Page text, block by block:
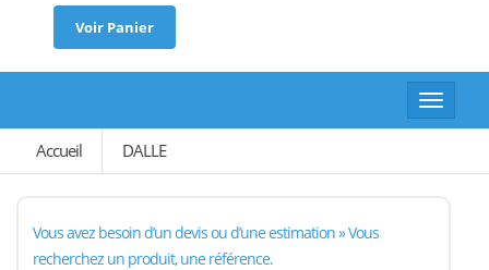
Voir Panier
Toggle
Accueil
DALLE
Vous avez besoin d’un devis ou d’une estimation » Vous
recherchez un produit, une référence.